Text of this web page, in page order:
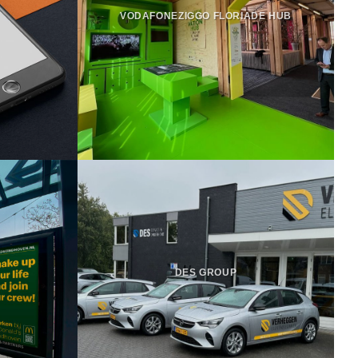
VODAFONEZIGGO FLORIADE HUB
DES GROUP